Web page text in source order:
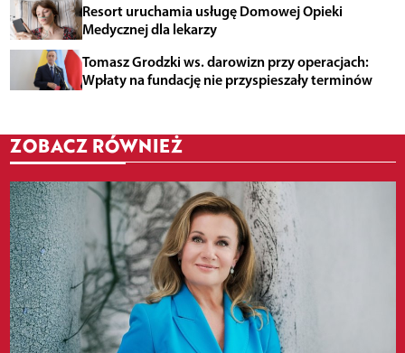
Resort uruchamia usługę Domowej Opieki
Medycznej dla lekarzy
Tomasz Grodzki ws. darowizn przy operacjach:
Wpłaty na fundację nie przyspieszały terminów
ZOBACZ RÓWNIEŻ